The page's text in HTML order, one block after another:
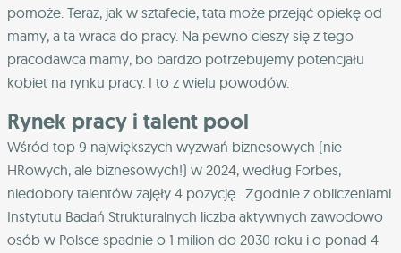
pomoże. Teraz, jak w sztafecie, tata może przejąć opiekę od
mamy, a ta wraca do pracy. Na pewno cieszy się z tego
pracodawca mamy, bo bardzo potrzebujemy potencjału
kobiet na rynku pracy. I to z wielu powodów.
Rynek pracy i talent pool
Wśród top 9 największych wyzwań biznesowych (nie
HRowych, ale biznesowych!) w 2024, według Forbes,
niedobory talentów zajęły 4 pozycję. Zgodnie z obliczeniami
Instytutu Badań Strukturalnych liczba aktywnych zawodowo
osób w Polsce spadnie o 1 milion do 2030 roku i o ponad 4